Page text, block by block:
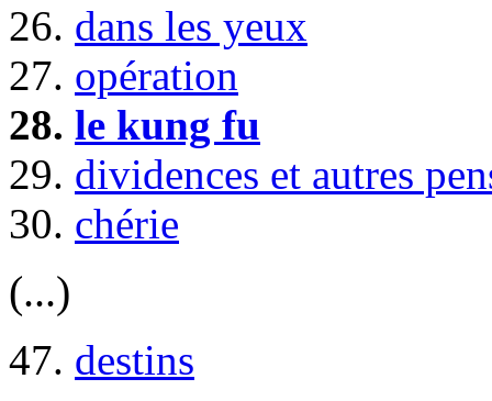
26. dans les yeux
27. opération
28. le kung fu
29. dividences et autres
30. chérie
(...)
47. destins